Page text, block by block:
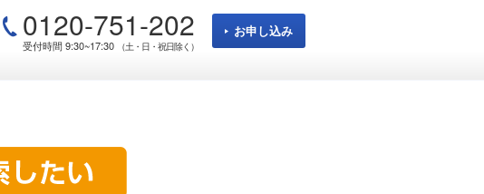
0120-751-202
受付時間 9:30~17:30 （土・日・祝日除く）
お申し込み